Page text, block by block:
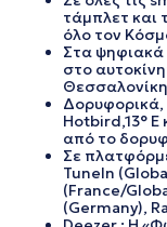
τάμπλετ και
όλο τον
Στα ψηφιακά
στο
Hotbird,13° E
από το
Σε
TuneIn
(France/
(Germany),